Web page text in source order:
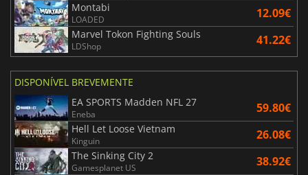
Montabi
LOADED 12.09€
Marvel Tokon Fighting Souls
LDShop 41.22€
DISPONÍVEL BREVEMENTE
EA SPORTS Madden NFL 27
Eneba 59.80€
Hell Let Loose Vietnam
Kinguin 26.08€
The Sinking City 2
Gamesplanet US 38.92€